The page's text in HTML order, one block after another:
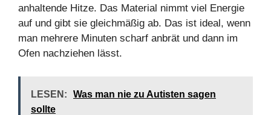
anhaltende Hitze. Das Material nimmt viel Energie
auf und gibt sie gleichmäßig ab. Das ist ideal, wenn
man mehrere Minuten scharf anbrät und dann im
Ofen nachziehen lässt.
LESEN:
Was man nie zu Autisten sagen
sollte